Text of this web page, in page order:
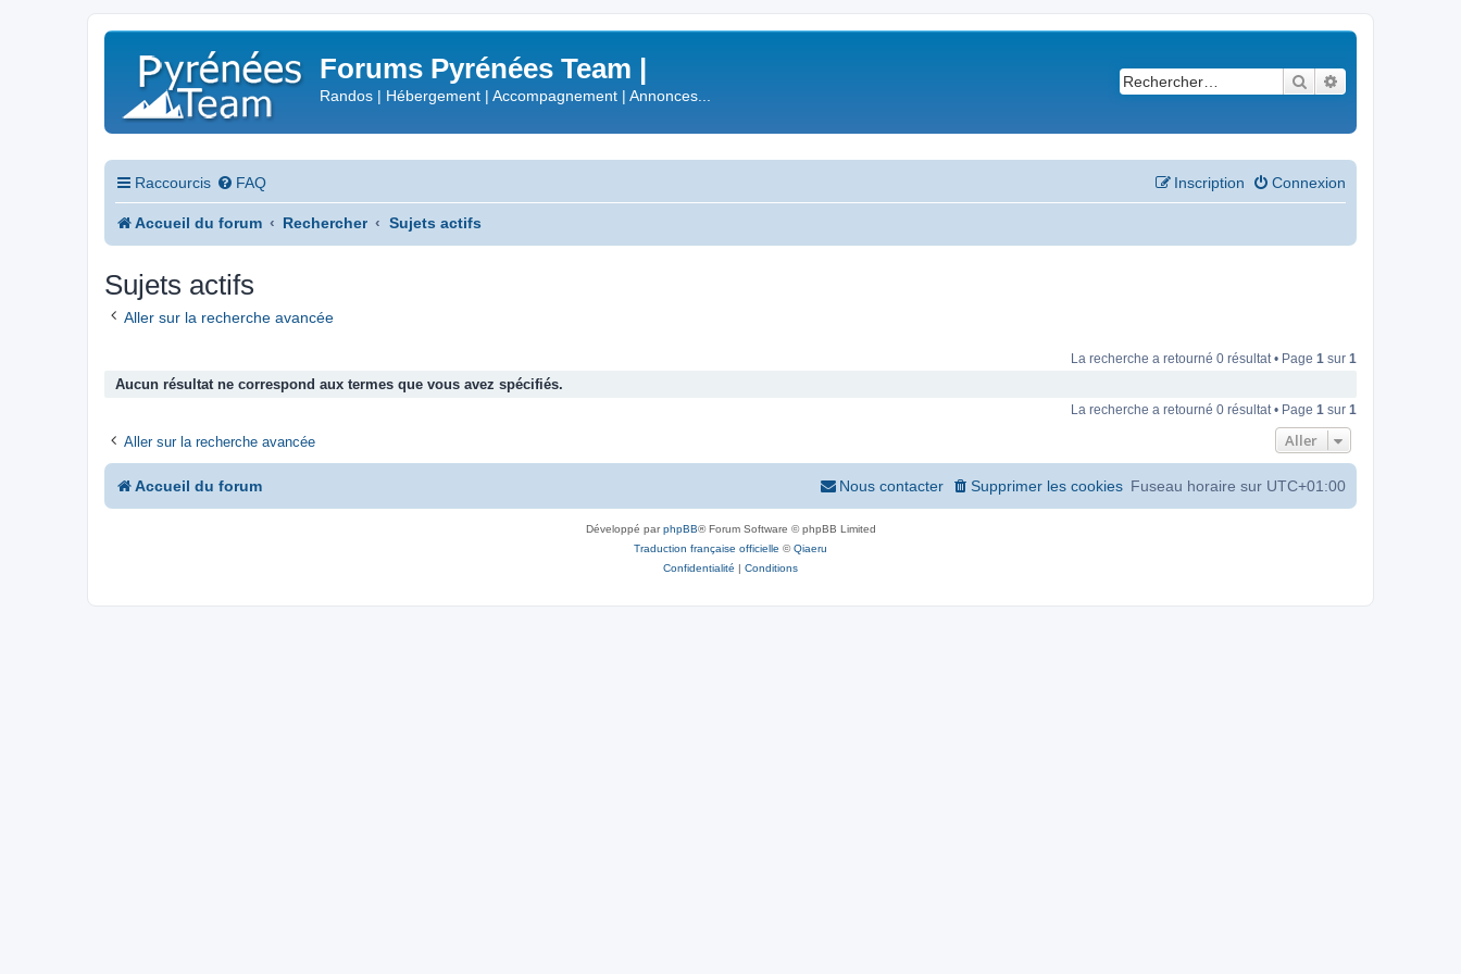
Forums Pyrénées Team |
Randos | Hébergement | Accompagnement | Annonces...
Rechercher
Raccourcis FAQ Connexion
Inscription
Accueil du forum Rechercher Sujets actifs
Sujets actifs
Aller sur la recherche avancée
La recherche a retourné 0 résultat • Page 1 sur 1
Aucun résultat ne correspond aux termes que vous avez spécifiés.
La recherche a retourné 0 résultat • Page 1 sur 1
Aller sur la recherche avancée Aller
Accueil du forum Fuseau horaire sur UTC+01:00
Supprimer les cookies
Nous contacter
Développé parphpBB® Forum Software © phpBB Limited
Traduction française officielle ©Qiaeru
Confidentialité | Conditions